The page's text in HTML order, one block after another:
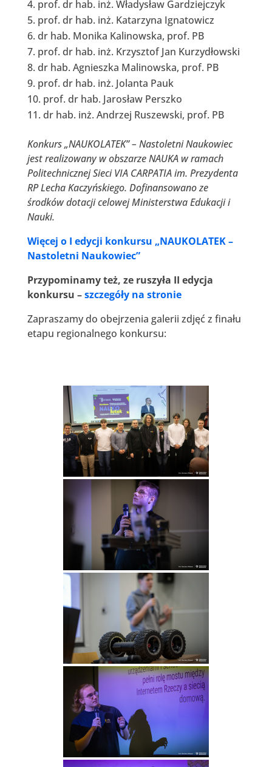
prof. dr hab. inż. Władysław Gardziejczyk
prof. dr hab. inż. Katarzyna Ignatowicz
dr hab. Monika Kalinowska, prof. PB
prof. dr hab. inż. Krzysztof Jan Kurzydłowski
dr hab. Agnieszka Malinowska, prof. PB
prof. dr hab. inż. Jolanta Pauk
prof. dr hab. Jarosław Perszko
dr hab. inż. Andrzej Ruszewski, prof. PB
Konkurs „NAUKOLATEK” – Nastoletni Naukowiec
jest realizowany w obszarze NAUKA w ramach
Politechnicznej Sieci VIA CARPATIA im. Prezydenta
RP Lecha Kaczyńskiego. Dofinansowano ze
środków dotacji celowej Ministerstwa Edukacji i
Nauki.
Więcej o I edycji konkursu „NAUKOLATEK –
Nastoletni Naukowiec”
Przypominamy też, ze ruszyła II edycja
konkursu –szczegóły na stronie
Zapraszamy do obejrzenia galerii zdjęć z finału
etapu regionalnego konkursu: